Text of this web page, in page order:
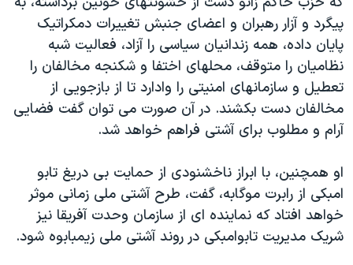
پیگرد و آزار رهبران و اعضای جنبش تغییرات دمکراتیک
پایان داده، همه زندانیان سیاسی را آزاد، فعالیت شبه
نظامیان را متوقف، محلهای اختفا و شکنجه مخالفان را
تعطیل و سازمانهای امنیتی را وادارد تا از بازجویی از
مخالفان دست بکشند. در آن صورت می توان گفت فضایی
آرام و مطلوب برای آشتی فراهم خواهد شد.
او همچنین، با ابراز ناخشنودی از حمایت بی دریغ تابو
امبکی از رابرت موگابه، گفت، طرح آشتی ملی زمانی موثر
خواهد افتاد که نماینده ای از سازمان وحدت آفریقا نیز
شریک مدیریت تابوامبکی در روند آشتی ملی زیمبابوه شود.